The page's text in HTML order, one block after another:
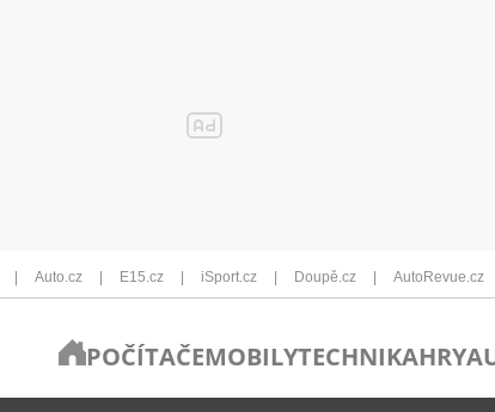
Auto.cz E15.cz iSport.cz Doupě.cz AutoRevue.cz
POČÍTAČEMOBILYTECHNIKAHRY